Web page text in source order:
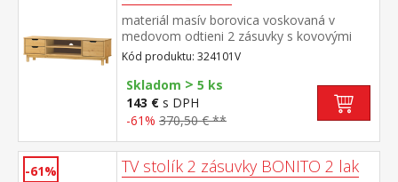
materiál masív borovica voskovaná v
medovom odtieni 2 zásuvky s kovovými
pojazdmi, 1 dvierka, 1 polica otvor na
pretiahnutie káblov
Kód produktu: 324101V
Skladom > 5 ks
143 € s DPH
-61% 370,50 € **
-61% TV stolík 2 zásuvky BONITO 2 lak